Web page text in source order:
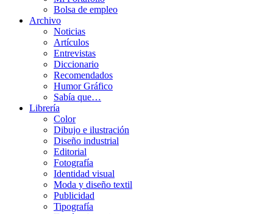
Bolsa de empleo
Archivo
Noticias
Artículos
Entrevistas
Diccionario
Recomendados
Humor Gráfico
Sabía que…
Librería
Color
Dibujo e ilustración
Diseño industrial
Editorial
Fotografía
Identidad visual
Moda y diseño textil
Publicidad
Tipografía